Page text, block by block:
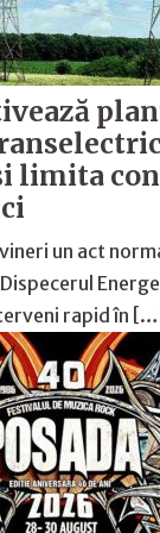
limita
un act
rapid în